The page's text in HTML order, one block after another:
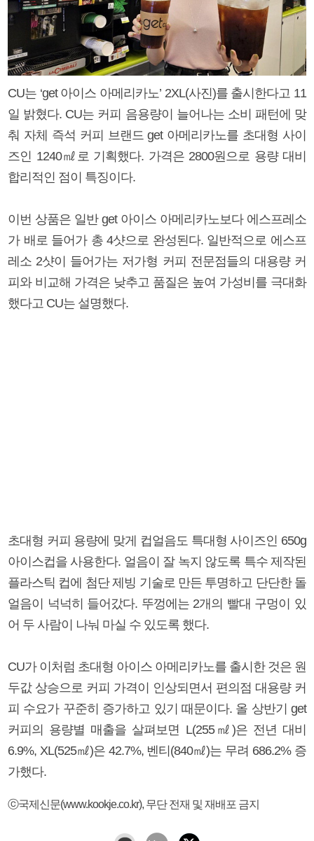
CU는 ‘get 아이스 아메리카노’ 2XL(사진)를 출시한다고 11
일 밝혔다. CU는 커피 음용량이 늘어나는 소비 패턴에 맞
춰 자체 즉석 커피 브랜드 get 아메리카노를 초대형 사이
즈인 1240㎖로 기획했다. 가격은 2800원으로 용량 대비
합리적인 점이 특징이다.
이번 상품은 일반 get 아이스 아메리카노보다 에스프레소
가 배로 들어가 총 4샷으로 완성된다. 일반적으로 에스프
레소 2샷이 들어가는 저가형 커피 전문점들의 대용량 커
피와 비교해 가격은 낮추고 품질은 높여 가성비를 극대화
했다고 CU는 설명했다.
초대형 커피 용량에 맞게 컵얼음도 특대형 사이즈인 650g
아이스컵을 사용한다. 얼음이 잘 녹지 않도록 특수 제작된
플라스틱 컵에 첨단 제빙 기술로 만든 투명하고 단단한 돌
얼음이 넉넉히 들어갔다. 뚜껑에는 2개의 빨대 구멍이 있
어 두 사람이 나눠 마실 수 있도록 했다.
CU가 이처럼 초대형 아이스 아메리카노를 출시한 것은 원
두값 상승으로 커피 가격이 인상되면서 편의점 대용량 커
피 수요가 꾸준히 증가하고 있기 때문이다. 올 상반기 get
커피의 용량별 매출을 살펴보면 L(255㎖)은 전년 대비
6.9%, XL(525㎖)은 42.7%, 벤티(840㎖)는 무려 686.2% 증
가했다.
ⓒ국제신문(www.kookje.co.kr), 무단 전재 및 재배포 금지